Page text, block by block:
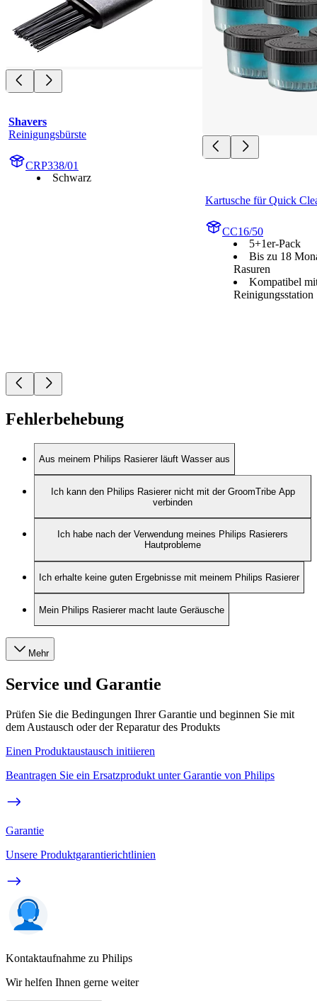
Shavers
Reinigungsbürste
CRP338/01
Schwarz
Kartusche für Quick
CC16/50
5+1er-Pack
Bis zu 18
Rasuren
Kompatibel
Reinigungsstation
Fehlerbehebung
Aus meinem Philips Rasierer läuft Wasser aus
Ich kann den Philips Rasierer nicht mit der GroomTribe App
verbinden
Ich habe nach der Verwendung meines Philips Rasierers
Hautprobleme
Ich erhalte keine guten Ergebnisse mit meinem Philips Rasierer
Mein Philips Rasierer macht laute Geräusche
Mehr
Service und Garantie
Prüfen Sie die Bedingungen Ihrer Garantie und beginnen Sie mit
dem Austausch oder der Reparatur des Produkts
Einen Produktaustausch initiieren
Beantragen Sie ein Ersatzprodukt unter Garantie von Philips
Garantie
Unsere Produktgarantierichtlinien
Kontaktaufnahme zu Philips
Wir helfen Ihnen gerne weiter